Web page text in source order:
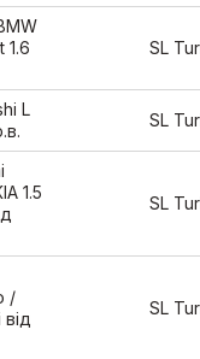
1.6
SL
L
SL
1.5
SL
/
SL